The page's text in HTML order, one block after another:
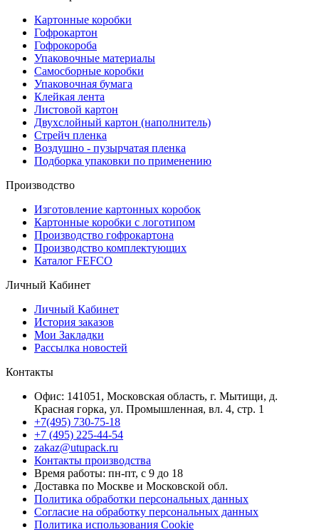
Картонные коробки
Гофрокартон
Гофрокороба
Упаковочные материалы
Самосборные коробки
Упаковочная бумага
Клейкая лента
Листовой картон
Двухслойный картон (наполнитель)
Стрейч пленка
Воздушно - пузырчатая пленка
Подборка упаковки по применению
Производство
Изготовление картонных коробок
Картонные коробки с логотипом
Производство гофрокартона
Производство комплектующих
Каталог FEFCO
Личный Кабинет
Личный Кабинет
История заказов
Мои Закладки
Рассылка новостей
Контакты
Офис: 141051, Московская область, г. Мытищи, д.
Красная горка, ул. Промышленная, вл. 4, стр. 1
+7(495) 730-75-18
+7 (495) 225-44-54
zakaz@utupack.ru
Контакты производства
Время работы: пн-пт, с 9 до 18
Доставка по Москве и Московской обл.
Политика обработки персональных данных
Согласие на обработку персональных данных
Политика использования Cookie